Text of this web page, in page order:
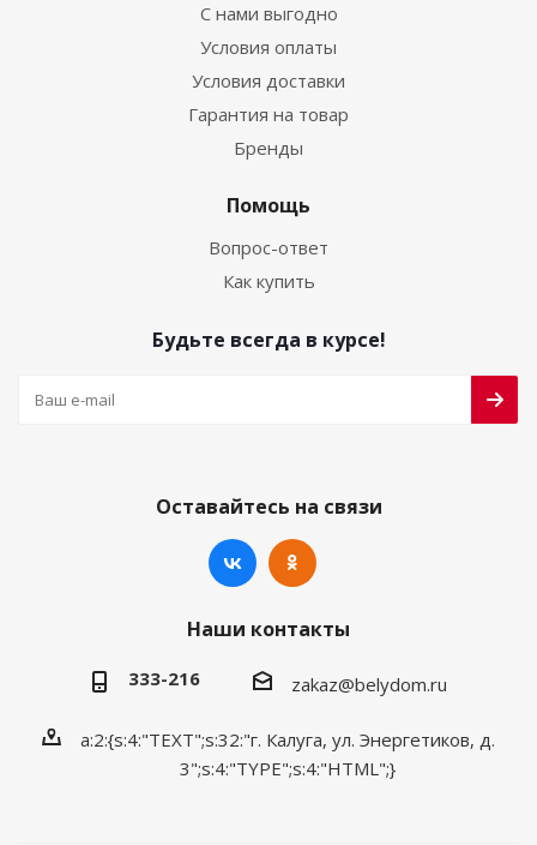
С нами выгодно
Условия оплаты
Условия доставки
Гарантия на товар
Бренды
Помощь
Вопрос-ответ
Как купить
Будьте всегда в курсе!
Оставайтесь на связи
Наши контакты
333-216 zakaz@belydom.ru
a:2:{s:4:"TEXT";s:32:"г. Калуга, ул. Энергетиков, д.
3";s:4:"TYPE";s:4:"HTML";}